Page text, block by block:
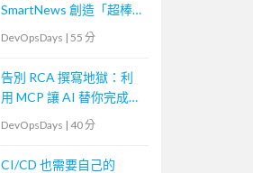
SmartNews 創造「超棒的
改變」！特務部隊
作戰
DevOpsDays | 55 分
告別 RCA 撰寫地獄：利
用 MCP 讓 AI 替你完成維
DevOpsDays | 40 分
CI/CD 也需要自己的